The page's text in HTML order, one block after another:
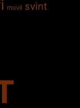
movil svint